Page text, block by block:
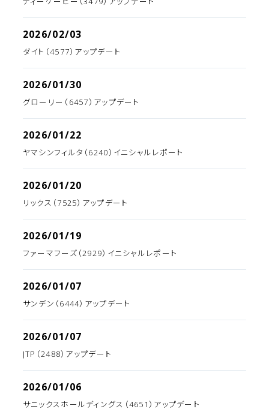
2026/02/03
ダイト（4577）アップデート
2026/01/30
グローリー（6457）アップデート
2026/01/22
ヤマシンフィルタ（6240）イニシャルレポート
2026/01/20
リックス（7525）アップデート
2026/01/19
ファーマフーズ（2929）イニシャルレポート
2026/01/07
サンデン（6444）アップデート
2026/01/07
JTP（2488）アップデート
2026/01/06
サニックスホールディングス（4651）アップデート